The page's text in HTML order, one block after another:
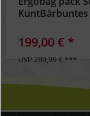
199,00 € *
UVP 289,99 € ***